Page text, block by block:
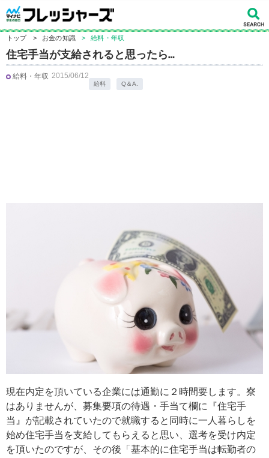
トップ > お金の知識 > 給料・年収
住宅手当が支給されると思ったら…
給料・年収 2015/06/12
給料 Q＆A.
現在内定を頂いている企業には通勤に２時間要します。寮
はありませんが、募集要項の待遇・手当て欄に『住宅手
当』が記載されていたので就職すると同時に一人暮らしを
始め住宅手当を支給してもらえると思い、選考を受け内定
を頂いたのですが、その後「基本的に住宅手当は転勤者の